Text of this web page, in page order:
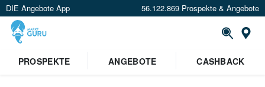
DIE Angebote App 56.122.869 Prospekte & Angebote
PROSPEKTE ANGEBOTE CASHBACK